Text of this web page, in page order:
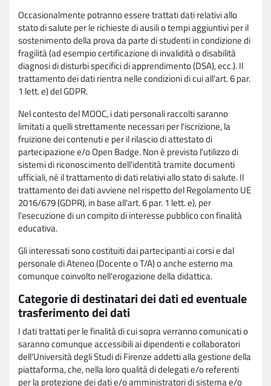
Occasionalmente potranno essere trattati dati relativi allo
stato di salute per le richieste di ausili o tempi aggiuntivi per il
sostenimento della prova da parte di studenti in condizione di
fragilità (ad esempio certificazione di invalidità o disabilità
diagnosi di disturbi specifici di apprendimento (DSA), ecc.). Il
trattamento dei dati rientra nelle condizioni di cui all'art. 6 par.
1 lett. e) del GDPR.
Nel contesto del MOOC, i dati personali raccolti saranno
limitati a quelli strettamente necessari per l'iscrizione, la
fruizione dei contenuti e per il rilascio di attestato di
partecipazione e/o Open Badge. Non è previsto l'utilizzo di
sistemi di riconoscimento dell'identità tramite documenti
ufficiali, né il trattamento di dati relativi allo stato di salute. Il
trattamento dei dati avviene nel rispetto del Regolamento UE
2016/679 (GDPR), in base all'art. 6 par. 1 lett. e), per
l'esecuzione di un compito di interesse pubblico con finalità
educativa.
Gli interessati sono costituiti dai partecipanti ai corsi e dal
personale di Ateneo (Docente o T/A) o anche esterno ma
comunque coinvolto nell'erogazione della didattica.
Categorie di destinatari dei dati ed eventuale
trasferimento dei dati
I dati trattati per le finalità di cui sopra verranno comunicati o
saranno comunque accessibili ai dipendenti e collaboratori
dell'Università degli Studi di Firenze addetti alla gestione della
piattaforma, che, nella loro qualità di delegati e/o referenti
per la protezione dei dati e/o amministratori di sistema e/o